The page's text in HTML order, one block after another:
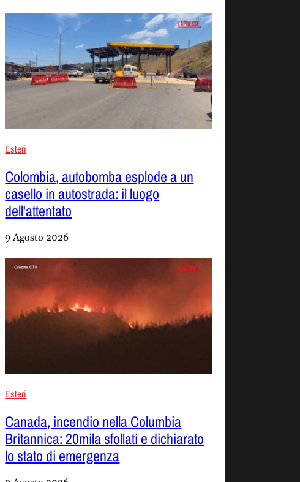
Esteri
Colombia, autobomba esplode a un
casello in autostrada: il luogo
dell'attentato
9 Agosto 2026
Esteri
Canada, incendio nella Columbia
Britannica: 20mila sfollati e dichiarato
lo stato di emergenza